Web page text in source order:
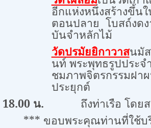
อีกแห่งหนึ่งสร้างขึ้น
ตอนปลาย โบสถ์งด
บันจำหลักไม้
วัดปรมัยยิกาวาสนมั
นท์ พระพุทธรูปประ
ชมภาพจิตรกรรมฝา
ประยุกต์
18.00น. ถึงท่าเรือ โดยส
*** ขอบพระคุณท่านที่ใช้บ